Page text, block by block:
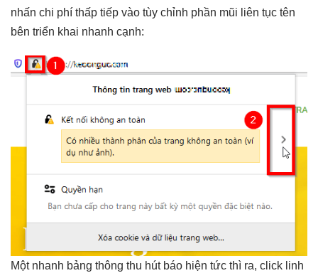
nhấn chi phí thấp tiếp vào tùy chỉnh phần mũi liên tục tên
bên triển khai nhanh cạnh:
Một nhanh bảng thông thu hútbáo hiện tức thì ra, click linh